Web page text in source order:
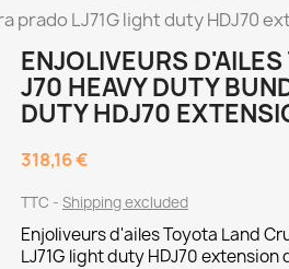
LJ71G light duty HDJ70
ENJOLIVEURS
J70 HEAVY DUTY
DUTY HDJ70
318,16 €
TTC Shipping excluded
Enjoliveurs d'ailes Toyota Land
LJ71G light duty HDJ70 extension